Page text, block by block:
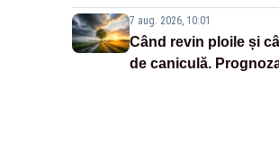
7 aug. 2026, 10:01
Când revin ploile și
de caniculă.